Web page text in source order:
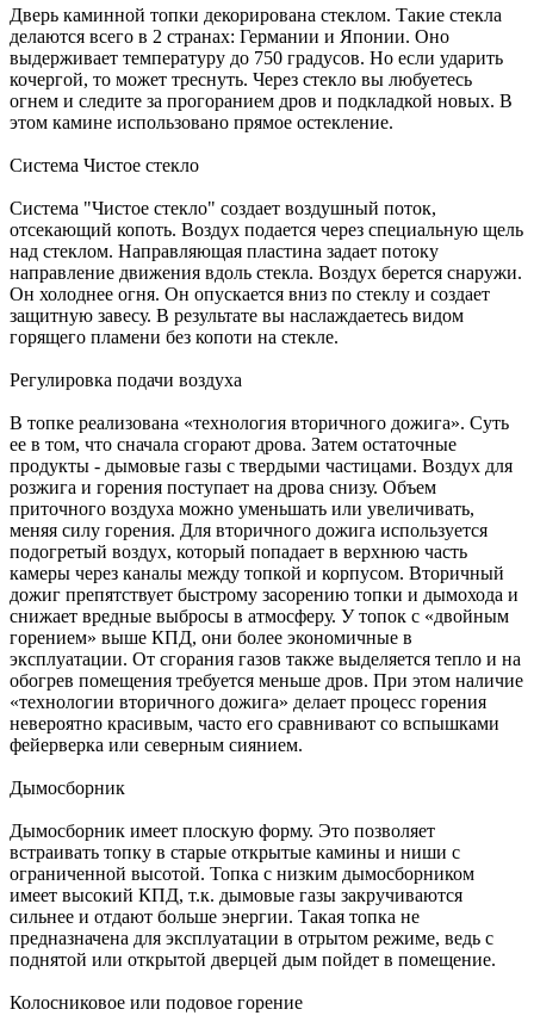
Дверь каминной топки декорирована стеклом. Такие стекла
делаются всего в 2 странах: Германии и Японии. Оно
выдерживает температуру до 750 градусов. Но если ударить
кочергой, то может треснуть. Через стекло вы любуетесь
огнем и следите за прогоранием дров и подкладкой новых. В
этом камине использовано прямое остекление.
Система Чистое стекло
Система "Чистое стекло" создает воздушный поток,
отсекающий копоть. Воздух подается через специальную щель
над стеклом. Направляющая пластина задает потоку
направление движения вдоль стекла. Воздух берется снаружи.
Он холоднее огня. Он опускается вниз по стеклу и создает
защитную завесу. В результате вы наслаждаетесь видом
горящего пламени без копоти на стекле.
Регулировка подачи воздуха
В топке реализована «технология вторичного дожига». Суть
ее в том, что сначала сгорают дрова. Затем остаточные
продукты - дымовые газы с твердыми частицами. Воздух для
розжига и горения поступает на дрова снизу. Объем
приточного воздуха можно уменьшать или увеличивать,
меняя силу горения. Для вторичного дожига используется
подогретый воздух, который попадает в верхнюю часть
камеры через каналы между топкой и корпусом. Вторичный
дожиг препятствует быстрому засорению топки и дымохода и
снижает вредные выбросы в атмосферу. У топок с «двойным
горением» выше КПД, они более экономичные в
эксплуатации. От сгорания газов также выделяется тепло и на
обогрев помещения требуется меньше дров. При этом наличие
«технологии вторичного дожига» делает процесс горения
невероятно красивым, часто его сравнивают со вспышками
фейерверка или северным сиянием.
Дымосборник
Дымосборник имеет плоскую форму. Это позволяет
встраивать топку в старые открытые камины и ниши с
ограниченной высотой. Топка с низким дымосборником
имеет высокий КПД, т.к. дымовые газы закручиваются
сильнее и отдают больше энергии. Такая топка не
предназначена для эксплуатации в отрытом режиме, ведь с
поднятой или открытой дверцей дым пойдет в помещение.
Колосниковое или подовое горение